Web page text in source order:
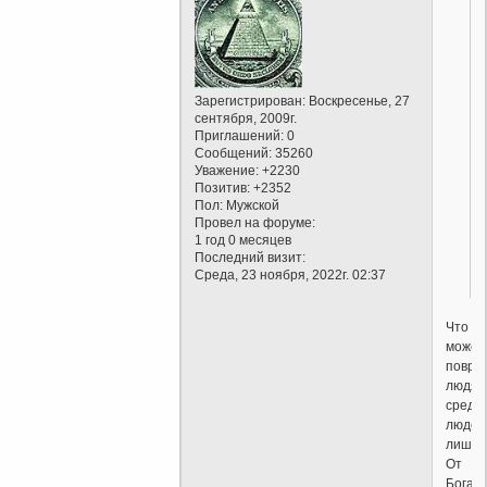
Зарегистрирован: Воскресенье, 27
сентября, 2009г.
Приглашений: 0
Сообщений: 35260
Уважение: +2230
Позитив: +2352
Пол: Мужской
Провел на форуме:
1 год 0 месяцев
Последний визит:
Среда, 23 ноября, 2022г. 02:37
Что
может
людям
среди
лишь.
От
Бога